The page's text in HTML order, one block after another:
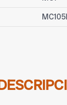
MC105I